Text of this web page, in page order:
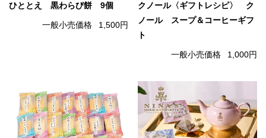
ひととえ 黒わらび餅 9個
一般小売価格 1,500円
クノール〈ギフトレシピ〉 ク
ノール スープ＆コーヒーギフ
ト
一般小売価格 1,000円